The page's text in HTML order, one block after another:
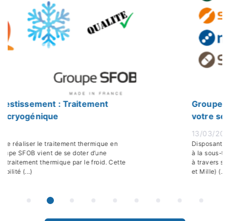
: Traitement
thermique en
de se doter d’une
par le froid. Cette
Groupe SFOB : Le
votre service…
Disposant d’un stock
à la sous-traitance
à travers ses 4